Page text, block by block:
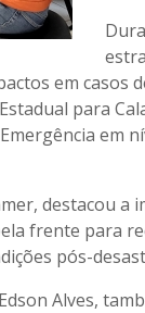
em casos
para
em
destacou a
frente para
pós-
Alves,